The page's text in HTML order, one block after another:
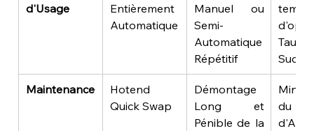
d'Usage
Entièrement
Automatique
Manuel ou
Semi-
Automatique
Répétitif
temps
Maintenance
Hotend
Quick Swap
Démontage
Long et
Pénible de la
du
d'Arrêt